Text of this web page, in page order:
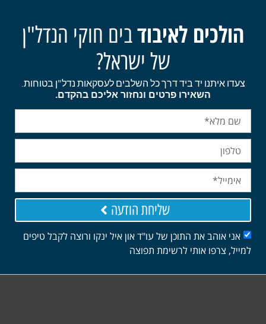
הולכים לאיבודבים חוקי הנדל"ן
של ישראל?
צעדו איתנו יד ביד דרך כל השלבים לעסקאות נדל"ן בטוחות.
השאירו פרטים ונחזור אליכם בהקדם.
אני אוהב את התוכן של עו"ד און איל ינקו ורוצה לקבל טיפים
למייל, צרפו אותי לרשימת תפוצה
שליחת הודעה